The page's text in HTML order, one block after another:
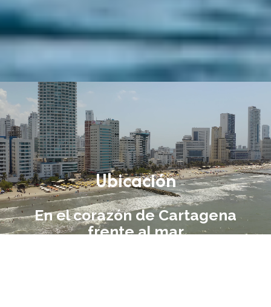
Ubicación
En el corazón de Cartagena
frente al mar